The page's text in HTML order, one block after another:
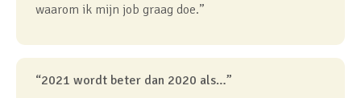
waarom ik mijn job graag doe.”
“2021 wordt beter dan 2020 als…”